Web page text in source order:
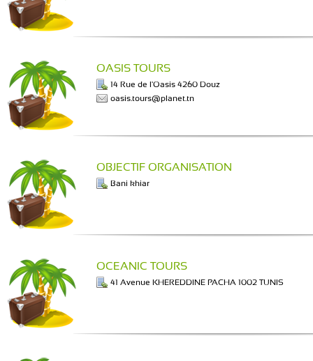
OASIS TOURS
14 Rue de l'Oasis 4260 Douz
oasis.tours@planet.tn
OBJECTIF ORGANISATION
Bani khiar
OCEANIC TOURS
41 Avenue KHEREDDINE PACHA 1002 TUNIS